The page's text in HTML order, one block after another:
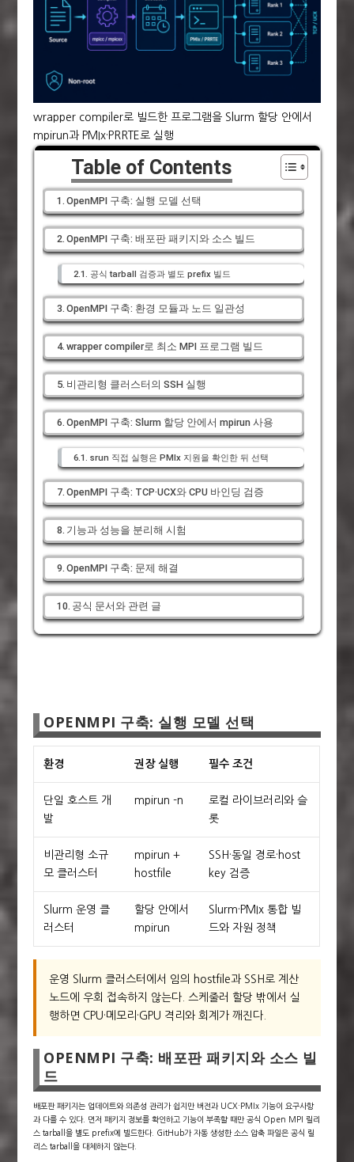
wrapper compiler로 빌드한 프로그램을 Slurm 할당 안에서
mpirun과 PMIx·PRRTE로 실행
Table of Contents
OpenMPI 구축: 실행 모델 선택
OpenMPI 구축: 배포판 패키지와 소스 빌드
공식 tarball 검증과 별도 prefix 빌드
OpenMPI 구축: 환경 모듈과 노드 일관성
wrapper compiler로 최소 MPI 프로그램 빌드
비관리형 클러스터의 SSH 실행
OpenMPI 구축: Slurm 할당 안에서 mpirun 사용
srun 직접 실행은 PMIx 지원을 확인한 뒤 선택
OpenMPI 구축: TCP·UCX와 CPU 바인딩 검증
기능과 성능을 분리해 시험
OpenMPI 구축: 문제 해결
공식 문서와 관련 글
OPENMPI 구축: 실행 모델 선택
환경 권장 실행 필수 조건
단일 호스트 개
발
mpirun -n
로컬 라이브러리와 슬
롯
비관리형 소규
모 클러스터
mpirun +
hostfile
SSH·동일 경로·host
key 검증
Slurm 운영 클
러스터
할당 안에서
mpirun
Slurm·PMIx 통합 빌
드와 자원 정책
운영 Slurm 클러스터에서 임의 hostfile과 SSH로 계산
노드에 우회 접속하지 않는다. 스케줄러 할당 밖에서 실
행하면 CPU·메모리·GPU 격리와 회계가 깨진다.
OPENMPI 구축: 배포판 패키지와 소스 빌
드
배포판 패키지는 업데이트와 의존성 관리가 쉽지만 버전과 UCX·PMIx 기능이 요구사항
과 다를 수 있다. 먼저 패키지 정보를 확인하고 기능이 부족할 때만 공식 Open MPI 릴리
스 tarball을 별도 prefix에 빌드한다. GitHub가 자동 생성한 소스 압축 파일은 공식 릴
리스 tarball을 대체하지 않는다.